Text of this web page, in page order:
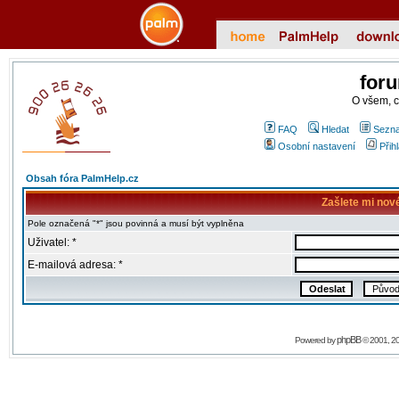
O všem,
FAQ Hledat
Osobní nastavení
Obsah fóra PalmHelp.cz
Zašlete mi
Pole označená "*" jsou povinná a musí být vyplněna
Uživatel: *
E-mailová adresa: *
Powered byphpBB© 2001,